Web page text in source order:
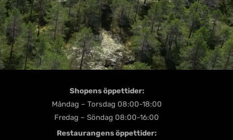
Shopens öppettider:
Måndag – Torsdag 08:00-18:00
Fredag – Söndag 08:00-16:00
Restaurangens öppettider: